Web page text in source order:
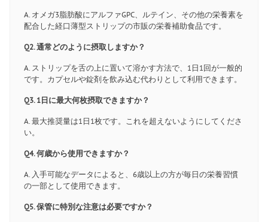
A. オメガ3脂肪酸にアルファGPC、ルテイン、その他の栄養素を
配合した経口薄型ストリップの市販の栄養補助食品です。
Q2. 通常どのように摂取しますか？
A. ストリップを舌の上に置いて溶かす方法で、1日1回が一般的
です。カプセルや錠剤を飲み込む代わりとして利用できます。
Q3. 1日に最大何枚摂取できますか？
A. 最大推奨量は1日1枚です。これを超えないようにしてくださ
い。
Q4. 何歳から使用できますか？
A. 入手可能なデータによると、6歳以上の方が毎日の栄養習慣
の一部として使用できます。
Q5. 保管に特別な注意は必要ですか？